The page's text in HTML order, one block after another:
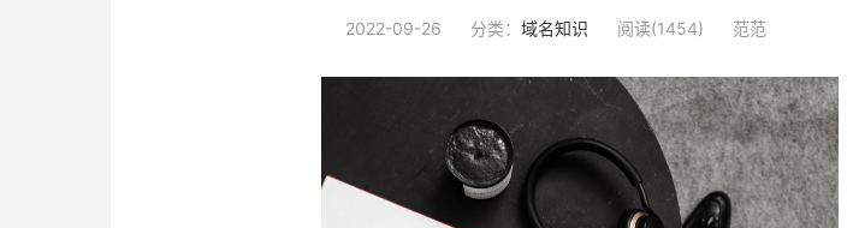
2022-09-26 分类： 域名知识 阅读(1454) 范范